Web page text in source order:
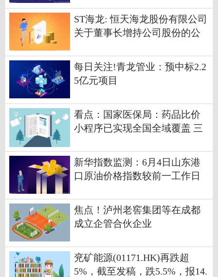
ST海龙: 恒天海龙股份有限公司
关于董事长增持公司股份的公
每日关注!青龙管业：预中标2.2
5亿元项目
看点：国家医保局：药品比价
小程序已实现全国全域覆盖 三
新华指数监测：6月4日山东港
口原油价格指数较前一工作日
焦点！泸州老窖集团等在成都
成立企管合伙企业
兖矿能源(01171.HK)再跌超
5%，截至发稿，跌5.5%，报14.